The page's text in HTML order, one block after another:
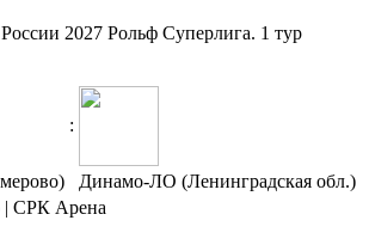
2027 Рольф Суперлига. 1 тур
:
Динамо-ЛО (Ленинградская обл.)
| СРК Арена